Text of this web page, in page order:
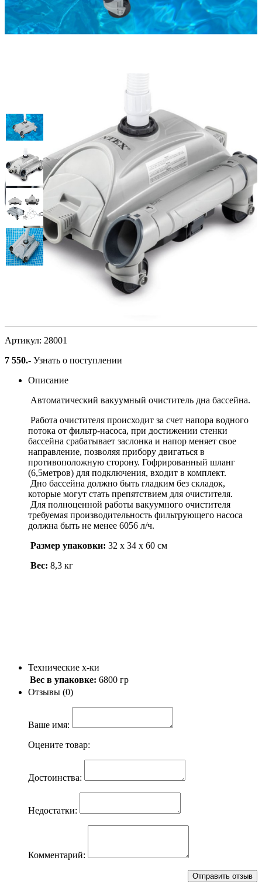
Пылесос автоматический
Артикул: 28001
7 550.- Узнать о поступлении
Описание
Автоматический вакуумный очиститель дна бассейна.
Работа очистителя происходит за счет напора водного
потока от фильтр-насоса, при достижении стенки
бассейна срабатывает заслонка и напор меняет свое
направление, позволяя прибору двигаться в
противоположную сторону. Гофрированный шланг
(6,5метров) для подключения, входит в комплект.
Дно бассейна должно быть гладким без складок,
которые могут стать препятствием для очистителя.
Для полноценной работы вакуумного очистителя
требуемая производительность фильтрующего насоса
должна быть не менее 6056 л/ч.
Размер упаковки: 32 х 34 х 60 см
Вес: 8,3 кг
Технические х-ки
Вес в упаковке: 6800 гр
Отзывы (0)
Ваше имя:
Оцените товар:
Достоинства:
Недостатки:
Комментарий: